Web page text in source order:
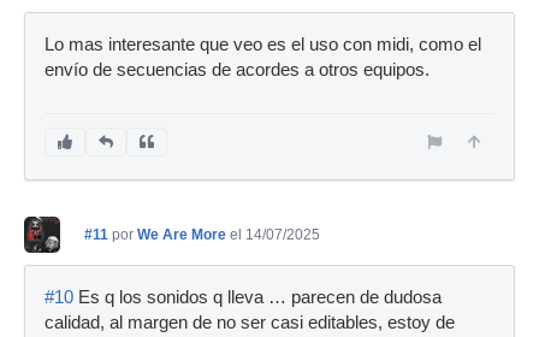
Lo mas interesante que veo es el uso con midi, como el
envío de secuencias de acordes a otros equipos.
#11 por We Are More el 14/07/2025
#10 Es q los sonidos q lleva … parecen de dudosa
calidad, al margen de no ser casi editables, estoy de